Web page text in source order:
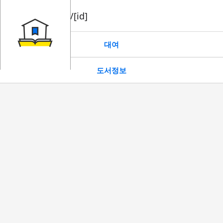
book/rent/[id]
대여
도서정보